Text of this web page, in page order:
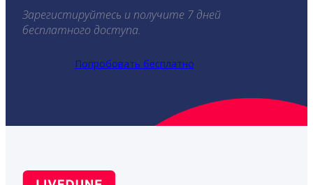
Зарегистируйтесь и получите 7 дней
бесплатного доступа.
Попробовать бесплатно